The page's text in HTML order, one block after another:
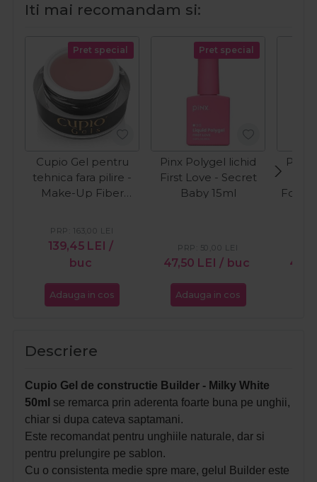
Iti mai recomandam si:
Pret special
Cupio Gel pentru
tehnica fara pilire -
Make-Up Fiber
139,45 LEI /
buc
PRP: 163,00 LEI
Adauga in cos
Pret special
Pinx Polygel lichid
First Love - Secret
Baby 15ml
47,50 LEI / buc
PRP: 50,00 LEI
Adauga in cos
Pinx
Descriere
Cupio Gel de constructie Builder - Milky White
50ml se remarca prin aderenta foarte buna pe unghii,
chiar si dupa cateva saptamani.
Este recomandat pentru unghiile naturale, dar si
pentru prelungire pe sablon.
Cu o consistenta medie spre mare, gelul Builder este